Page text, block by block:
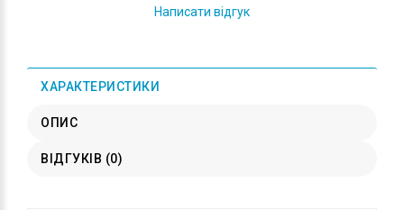
Написати відгук
ХАРАКТЕРИСТИКИ
ОПИС
ВІДГУКІВ (0)